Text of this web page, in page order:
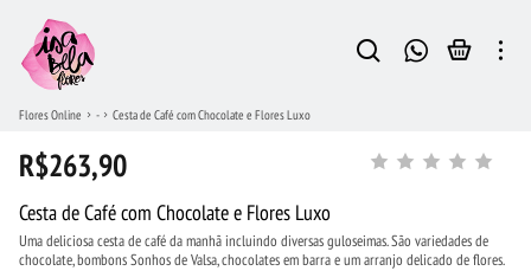
Flores Online - Cesta de Café com Chocolate e Flores Luxo
R$263,90
Cesta de Café com Chocolate e Flores Luxo
Uma deliciosa cesta de café da manhã incluindo diversas guloseimas. São variedades de
chocolate, bombons Sonhos de Valsa, chocolates em barra e um arranjo delicado de flores.